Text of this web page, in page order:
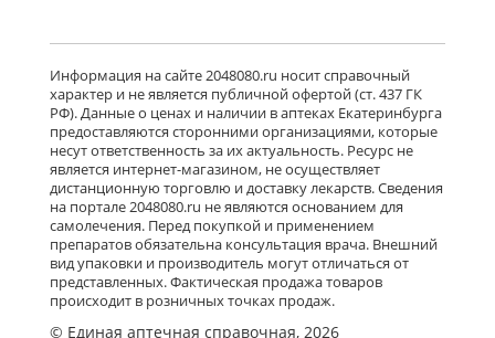
Информация на сайте 2048080.ru носит справочный
характер и не является публичной офертой (ст. 437 ГК
РФ). Данные о ценах и наличии в аптеках Екатеринбурга
предоставляются сторонними организациями, которые
несут ответственность за их актуальность. Ресурс не
является интернет-магазином, не осуществляет
дистанционную торговлю и доставку лекарств. Сведения
на портале 2048080.ru не являются основанием для
самолечения. Перед покупкой и применением
препаратов обязательна консультация врача. Внешний
вид упаковки и производитель могут отличаться от
представленных. Фактическая продажа товаров
происходит в розничных точках продаж.
© Единая аптечная справочная, 2026